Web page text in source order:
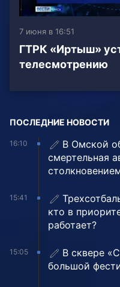
7 июня в 16:51
ГТРК «Иртыш»
телесмотрению
ПОСЛЕДНИЕ НОВОСТИ
16:10
В Омской
смертельная
15:41
кто в
работает?
15:05
В сквере
большой